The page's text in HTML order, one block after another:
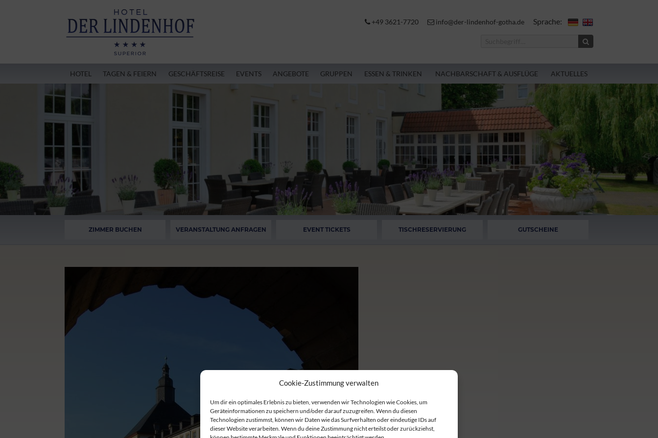
Cookie-Zustimmung verwalten
Um dir ein optimales Erlebnis zu bieten, verwenden wir Technologien wie Cookies, um
Geräteinformationen zu speichern und/oder darauf zuzugreifen. Wenn du diesen
Technologien zustimmst, können wir Daten wie das Surfverhalten oder eindeutige IDs auf
dieser Website verarbeiten. Wenn du deine Zustimmung nicht erteilst oder zurückziehst,
+49 3621-7720 info@der-lindenhof-gotha.de Sprache:
HOTEL TAGEN & FEIERN GESCHÄFTSREISE EVENTS ANGEBOTE GRUPPEN ESSEN & TRINKEN NACHBARSCHAFT & AUSFLÜGE AKTUELLES
ZIMMER BUCHEN VERANSTALTUNG ANFRAGEN EVENT TICKETS TISCHRESERVIERUNG GUTSCHEINE